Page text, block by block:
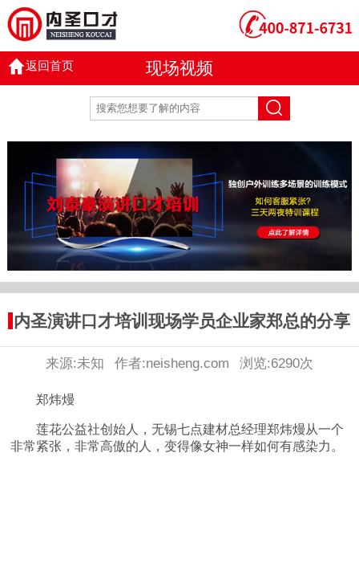
返回首页 现场视频
内圣演讲口才培训现场学员企业家郑总的分享
来源:未知 作者:neisheng.com 浏览:6290次
郑炜熳
莲花公益社创始人，无锡七点建材总经理郑炜熳从一个
非常紧张，非常高傲的人，变得像女神一样如何有感染力。